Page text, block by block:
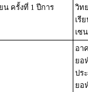
น ครั้งที่ 1 ปีการ
วิท
เรี
เซ
อา
ยอ
ปร
ยอ